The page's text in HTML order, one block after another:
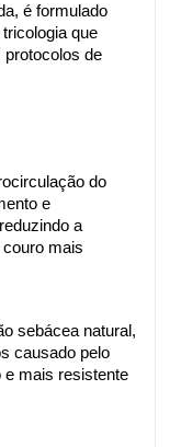
é formulado
que
de
do
e
a
mais
sebácea natural,
causado pelo
e mais resistente